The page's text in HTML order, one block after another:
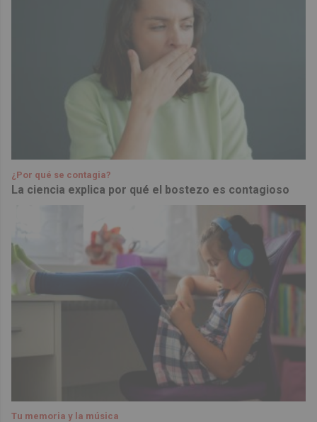
¿Por qué se contagia?
La ciencia explica por qué el bostezo es contagioso
Tu memoria y la música